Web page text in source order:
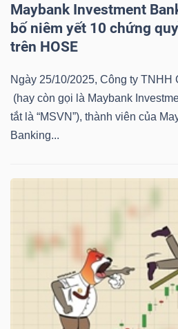
Maybank Investment
bố niêm yết 10 chứng
trên HOSE
Ngày 25/10/2025, Công ty
(hay còn gọi là Maybank
tắt là “MSVN”), thành viên của
Banking...
Ngành
(-)
VS-
SECTOR
NGUYÊN